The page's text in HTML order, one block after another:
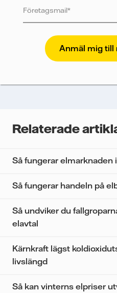
Vattenfall skyddar och
att Vattenfalls
skicka nyhetsbrevet till
analysera deras
tredje part, och du kan när
personuppgifter.
Jag samtycker till att
nyhetsbrevet.*
Relaterade
Så fungerar elmarknaden
Så fungerar handeln på
Så undviker du
elavtal
Kärnkraft lägst
livslängd
Så kan vinterns elpriser